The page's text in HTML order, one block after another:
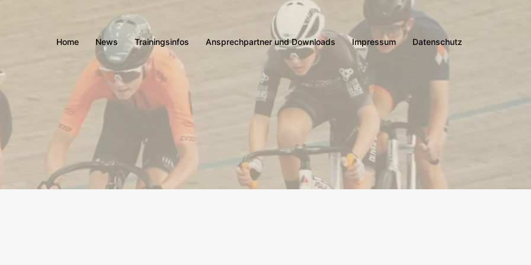
Home News Trainingsinfos Ansprechpartner und Downloads Impressum Datenschutz